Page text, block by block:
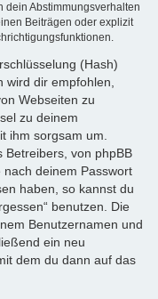
dein Abstimmungsverhalten
Beiträgen oder explizit
(Hash)
dir empfohlen,
Webseiten zu
zu deinem
ihm sorgsam um.
Betreibers, von phpBB
deinem Passwort
haben, so kannst du
benutzen. Die
Benutzernamen und
ein neu
dem du dann auf das